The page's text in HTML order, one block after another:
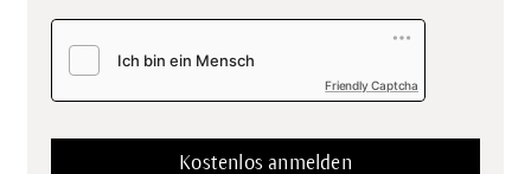
Friendly Captcha